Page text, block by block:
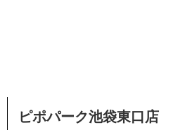
ピポパーク池袋東口店